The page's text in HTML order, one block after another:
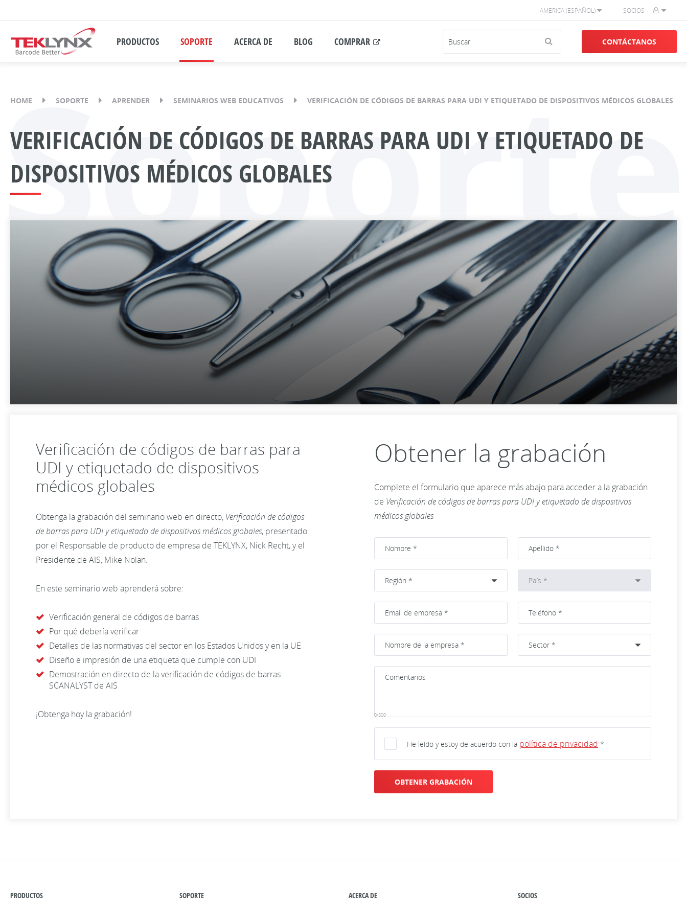
AMÉRICA (ESPAÑOL) SOCIOS
PRODUCTOS SOPORTE ACERCA DE BLOG COMPRAR CONTÁCTANOS
HOME SOPORTE APRENDER SEMINARIOS WEB EDUCATIVOS VERIFICACIÓN DE CÓDIGOS DE BARRAS PARA UDI Y ETIQUETADO DE DISPOSITIVOS MÉDICOS GLOBALES
Soporte
VERIFICACIÓN DE CÓDIGOS DE BARRAS PARA UDI Y ETIQUETADO DE
DISPOSITIVOS MÉDICOS GLOBALES
Verificación de códigos de barras para
UDI y etiquetado de dispositivos
médicos globales
Obtenga la grabación del seminario web en directo, Verificación de códigos
de barras para UDI y etiquetado de dispositivos médicos globales, presentado
por el Responsable de producto de empresa de TEKLYNX, Nick Recht, y el
Presidente de AIS, Mike Nolan.
En este seminario web aprenderá sobre:
Verificación general de códigos de barras
Por qué debería verificar
Detalles de las normativas del sector en los Estados Unidos y en la UE
Diseño e impresión de una etiqueta que cumple con UDI
Demostración en directo de la verificación de códigos de barras
SCANALYST de AIS
¡Obtenga hoy la grabación!
Obtener la grabación
Complete el formulario que aparece más abajo para acceder a la grabación
de Verificación de códigos de barras para UDI y etiquetado de dispositivos
médicos globales
0/500
He leído y estoy de acuerdo con la política de privacidad *
OBTENER GRABACIÓN
PRODUCTOS SOPORTE ACERCA DE SOCIOS